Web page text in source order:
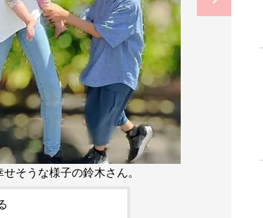
そうな様子の鈴木さん。